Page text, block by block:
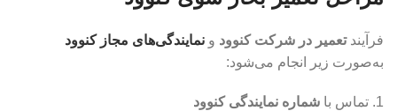
فرآیندتعمیر در شرکت کنوود و نمایندگی‌های مجاز کنوود
به‌صورت زیر انجام می‌شود:
تماس با شماره نمایندگی کنوود